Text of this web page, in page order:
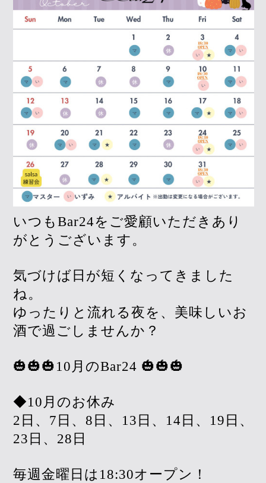
いつもBar24をご愛顧いただきあり
がとうございます。
気づけば日が短くなってきました
ね。
ゆったりと流れる夜を、美味しいお
酒で過ごしませんか？
🎃🎃🎃10月のBar24 🎃🎃🎃
◆10月のお休み
2日、7日、8日、13日、14日、19日、
23日、28日
毎週金曜日は18:30オープン！